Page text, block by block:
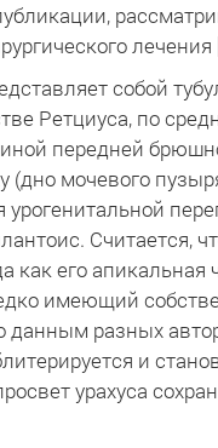
лечения
собой
Ретциуса, по
передней
(дно мочевого
урогенитальной
Считается,
как его
имеющий
данным разных
и
урахуса